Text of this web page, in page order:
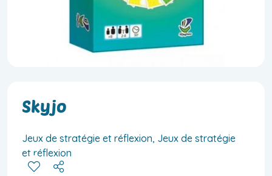
Skyjo
Jeux de stratégie et réflexion, Jeux de stratégie
et réflexion